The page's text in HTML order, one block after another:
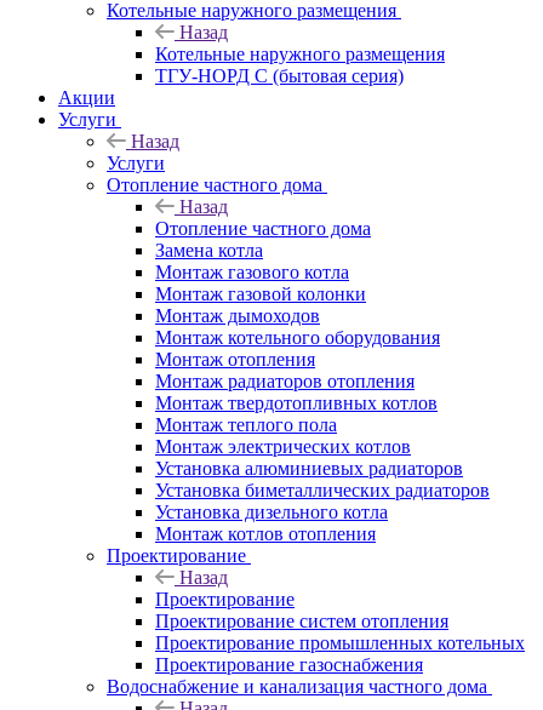
Котельные наружного размещения
Назад
Котельные наружного размещения
ТГУ-НОРД С (бытовая серия)
Акции
Услуги
Назад
Услуги
Отопление частного дома
Назад
Отопление частного дома
Замена котла
Монтаж газового котла
Монтаж газовой колонки
Монтаж дымоходов
Монтаж котельного оборудования
Монтаж отопления
Монтаж радиаторов отопления
Монтаж твердотопливных котлов
Монтаж теплого пола
Монтаж электрических котлов
Установка алюминиевых радиаторов
Установка биметаллических радиаторов
Установка дизельного котла
Монтаж котлов отопления
Проектирование
Назад
Проектирование
Проектирование систем отопления
Проектирование промышленных котельных
Проектирование газоснабжения
Водоснабжение и канализация частного дома